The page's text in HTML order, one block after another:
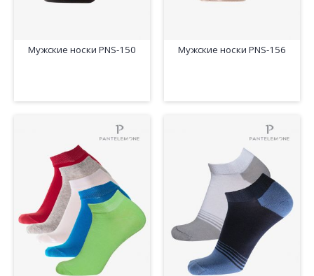
Мужские носки PNS-150 Мужские носки PNS-156